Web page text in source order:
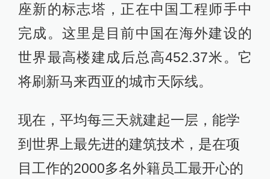
座新的标志塔，正在中国工程师手中
完成。这里是目前中国在海外建设的
世界最高楼建成后总高452.37米。它
将刷新马来西亚的城市天际线。
现在，平均每三天就建起一层，能学
到世界上最先进的建筑技术，是在项
目工作的2000多名外籍员工最开心的